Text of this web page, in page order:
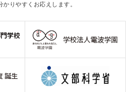
かりやすくお応えします。